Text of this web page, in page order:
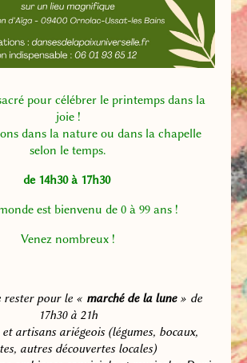
pour célébrer le printemps dans la
joie !
dans la nature ou dans la chapelle
selon le temps.
de 14h30 à 17h30
est bienvenu de 0 à 99 ans !
Venez nombreux !
rester pour le « marché de la lune» de
17h30 à 21h
artisans ariégeois (légumes, bocaux,
autres découvertes locales)